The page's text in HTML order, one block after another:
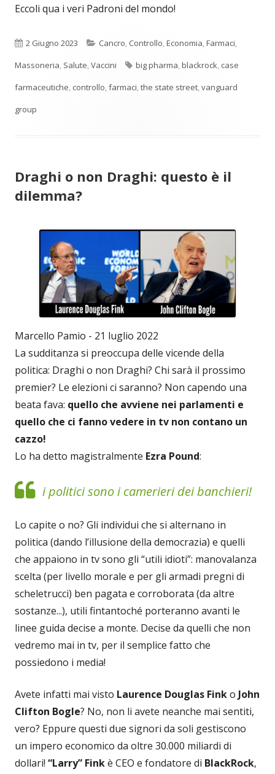
Eccoli qua i veri Padroni del mondo!
Pubblicato
2 Giugno 2023 Categorie
Cancro, Controllo,Economia,Farmaci,
Massoneria, Salute,Vaccini Tag
big pharma,blackrock, case
farmaceutiche, controllo,farmaci,the state street,vanguard
group
Draghi o non Draghi: questo è il
dilemma?
Marcello Pamio - 21 luglio 2022
La sudditanza si preoccupa delle vicende della
politica: Draghi o non Draghi? Chi sarà il prossimo
premier? Le elezioni ci saranno? Non capendo una
beata fava: quello che avviene nei parlamenti e
quello che ci fanno vedere in tv non contano un
cazzo!
Lo ha detto magistralmente Ezra Pound:
i politici sono i camerieri dei banchieri!
Lo capite o no? Gli individui che si alternano in
politica (dando l’illusione della democrazia) e quelli
che appaiono in tv sono gli “utili idioti”: manovalanza
scelta (per livello morale e per gli armadi pregni di
scheletrucci) ben pagata e corroborata (da altre
sostanze...), utili fintantoché porteranno avanti le
linee guida decise a monte. Decise da quelli che non
vedremo mai in tv, per il semplice fatto che
possiedono i media!
Avete infatti mai visto Laurence Douglas Finko John
Clifton Bogle? No, non li avete neanche mai sentiti,
vero? Eppure questi due signori da soli gestiscono
un impero economico da oltre 30.000 miliardi di
dollari! “Larry” Finkè CEO e fondatore di BlackRock,